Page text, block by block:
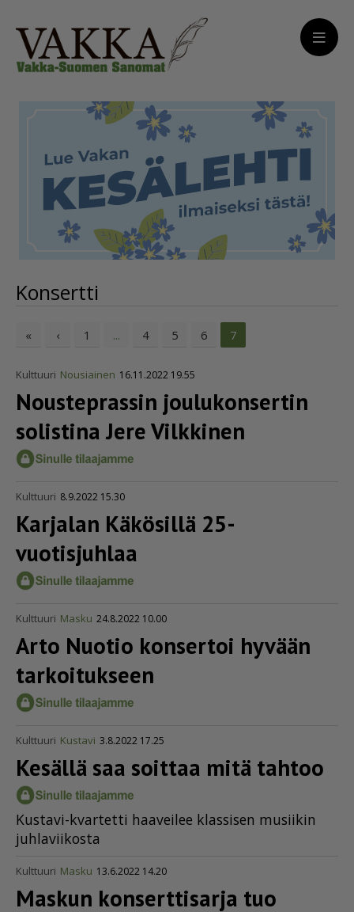
Konsertti
« ‹ 1 ... 4 5 6 7
Kulttuuri Nousiainen 16.11.2022 19.55
Nousteprassin joulukonsertin
solistina Jere Vilkkinen
Kulttuuri 8.9.2022 15.30
Karjalan Käkösillä 25-
vuotisjuhlaa
Kulttuuri Masku 24.8.2022 10.00
Arto Nuotio konsertoi hyvään
tarkoitukseen
Kulttuuri Kustavi 3.8.2022 17.25
Kesällä saa soittaa mitä tahtoo
Kus­ta­vi-kvar­tet­ti haa­vei­lee klas­si­sen mu­sii­kin
juh­la­vii­kos­ta
Kulttuuri Masku 13.6.2022 14.20
Maskun konserttisarja tuo